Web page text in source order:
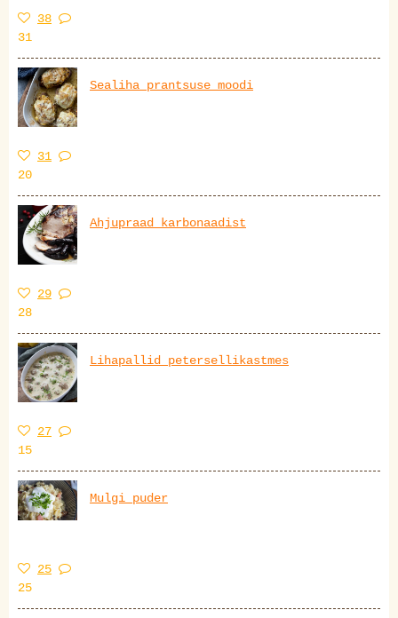
38
31
Sealiha prantsuse moodi
31
20
Ahjupraad karbonaadist
29
28
Lihapallid petersellikastmes
27
15
Mulgi puder
25
25